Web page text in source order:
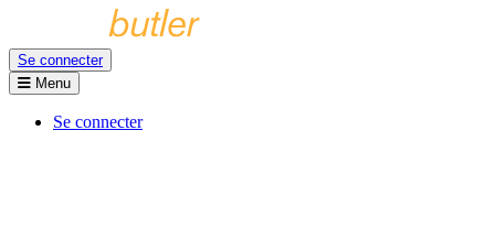
Se connecter
Menu
Se connecter